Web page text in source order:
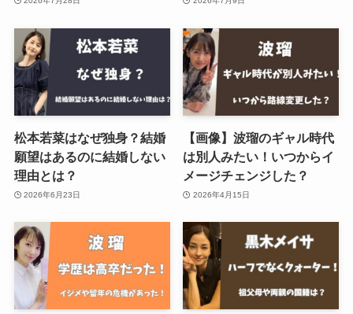
松本若菜はなぜ独身？結婚
願望はあるのに結婚しない
理由とは？
2026年6月23日
【画像】波瑠のギャル時代
は別人みたい！いつからイ
メージチェンジした？
2026年4月15日